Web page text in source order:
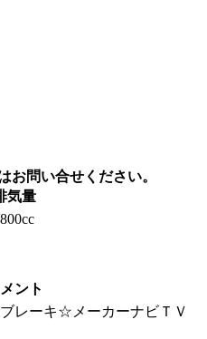
お問い合せください。
気量
ント
レーキ☆メーカーナビＴＶ